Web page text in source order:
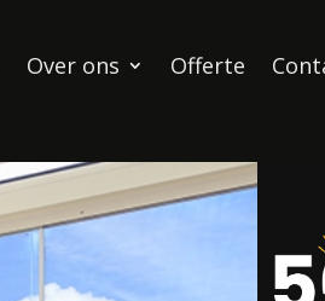
Over ons Offerte